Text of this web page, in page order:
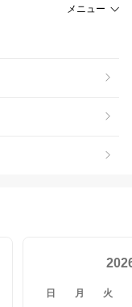
メニュー
日 月 火